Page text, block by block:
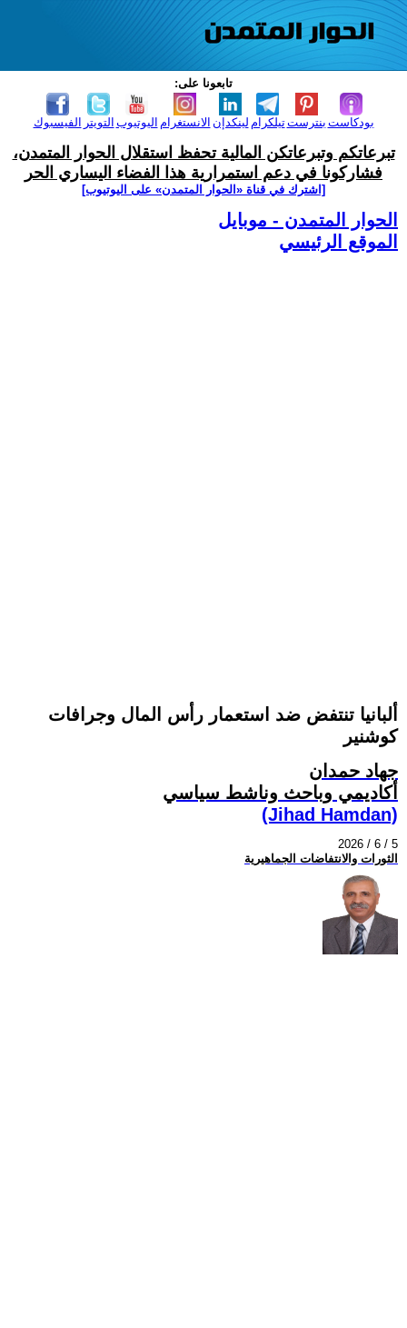
تابعونا على:
الفيسبوك التويتر اليوتيوب الانستغرام لينكدإن تيلكرامبنترست بودكاست
تبرعاتكم وتبرعاتكن المالية تحفظ استقلال الحوار المتمدن،
فشاركونا في دعم استمرارية هذا الفضاء اليساري الحر
[اشترك في قناة ‫«الحوار المتمدن» على اليوتيوب]
الحوار المتمدن - موبايل
الموقع الرئيسي
ألبانيا تنتفض ضد استعمار رأس المال وجرافات
كوشنير
جهاد حمدان
أكاديمي وباحث وناشط سياسي
(Jihad Hamdan)
2026 / 6 / 5
الثورات والانتفاضات الجماهيرية